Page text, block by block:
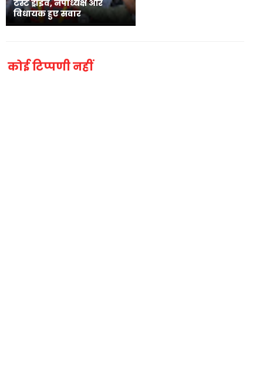
टेस्ट ड्राइव, नपाध्यक्ष और
विधायक हुए सवार
कोई टिप्पणी नहीं